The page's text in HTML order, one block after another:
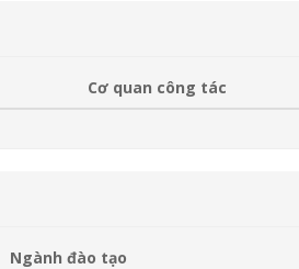
Cơ quan công tác
Ngành đào tạo